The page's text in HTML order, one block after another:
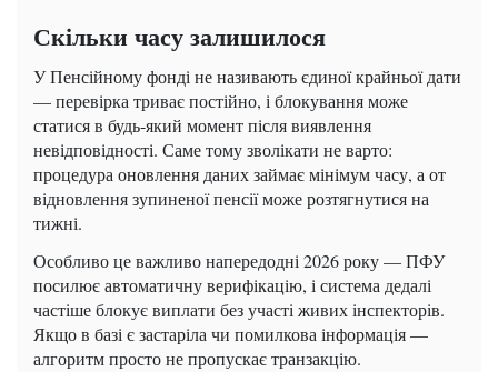
Скільки часу залишилося
У Пенсійному фонді не називають єдиної крайньої дати
— перевірка триває постійно, і блокування може
статися в будь-який момент після виявлення
невідповідності. Саме тому зволікати не варто:
процедура оновлення даних займає мінімум часу, а от
відновлення зупиненої пенсії може розтягнутися на
тижні.
Особливо це важливо напередодні 2026 року — ПФУ
посилює автоматичну верифікацію, і система дедалі
частіше блокує виплати без участі живих інспекторів.
Якщо в базі є застаріла чи помилкова інформація —
алгоритм просто не пропускає транзакцію.